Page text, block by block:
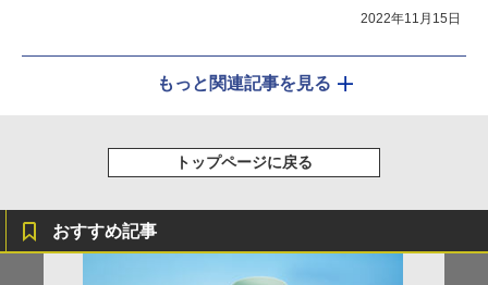
2022年11月15日
もっと関連記事を見る
トップページに戻る
おすすめ記事